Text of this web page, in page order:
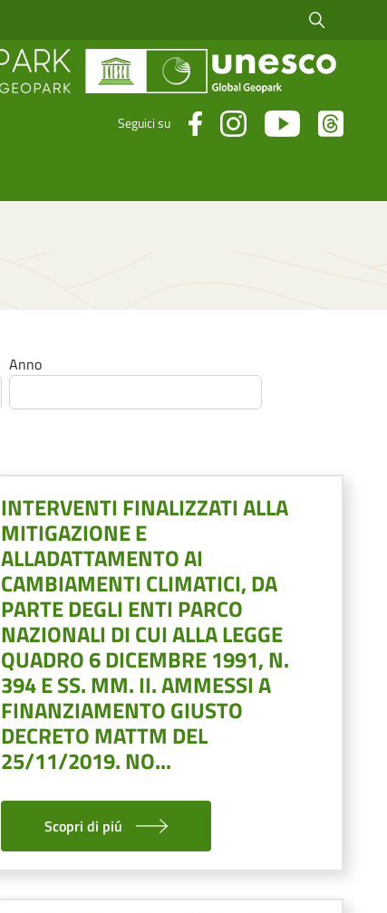
Cerca fra i
Seguici su
Anno
INTERVENTI FINALIZZATI ALLA
MITIGAZIONE E
ALLADATTAMENTO AI
CAMBIAMENTI CLIMATICI, DA
PARTE DEGLI ENTI PARCO
NAZIONALI DI CUI ALLA LEGGE
QUADRO 6 DICEMBRE 1991, N.
394 E SS. MM. II. AMMESSI A
FINANZIAMENTO GIUSTO
DECRETO MATTM DEL
25/11/2019. NO...
Scopri di piú